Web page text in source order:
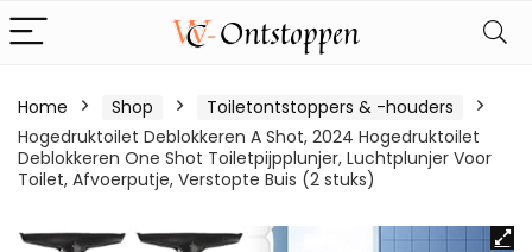
Home Shop
Toiletontstoppers & -houders
Hogedruktoilet Deblokkeren A Shot, 2024 Hogedruktoilet
Deblokkeren One Shot Toiletpijpplunjer, Luchtplunjer Voor
Toilet, Afvoerputje, Verstopte Buis (2 stuks)